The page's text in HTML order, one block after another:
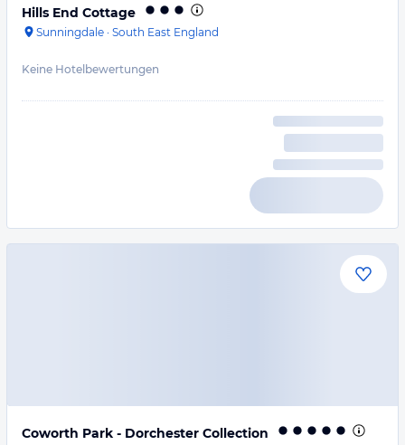
Hills End Cottage
Sunningdale · South East England
Keine Hotelbewertungen
Coworth Park - Dorchester Collection